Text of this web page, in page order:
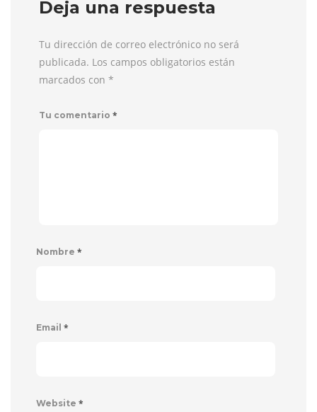
Deja una respuesta
Tu dirección de correo electrónico no será
publicada. Los campos obligatorios están
marcados con *
Tu comentario *
Nombre *
Email *
Website *